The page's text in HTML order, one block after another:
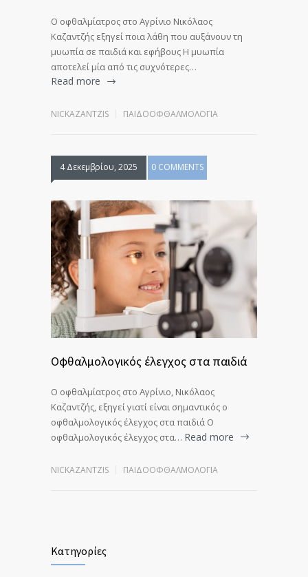
Ο οφθαλμίατρος στο Αγρίνιο Νικόλαος
Καζαντζής εξηγεί ποια λάθη που αυξάνουν τη
μυωπία σε παιδιά και εφήβους Η μυωπία
αποτελεί μία από τις συχνότερες…
Read more
NICKAZANTZIS ΠΑΙΔΟΟΦΘΑΛΜΟΛΟΓΊΑ
4 Δεκεμβρίου, 2025 0 COMMENTS
Οφθαλμολογικός έλεγχος στα παιδιά
Ο oφθαλμίατρος στο Αγρίνιο, Νικόλαος
Καζαντζής, εξηγεί γιατί είναι σημαντικός ο
οφθαλμολογικός έλεγχος στα παιδιά Ο
οφθαλμολογικός έλεγχος στα… Read more
NICKAZANTZIS ΠΑΙΔΟΟΦΘΑΛΜΟΛΟΓΊΑ
Κατηγορίες